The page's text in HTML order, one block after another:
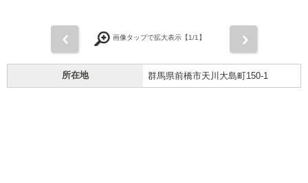
画像タップで拡大表示【1/1】
所在地 群馬県前橋市天川大島町150-1